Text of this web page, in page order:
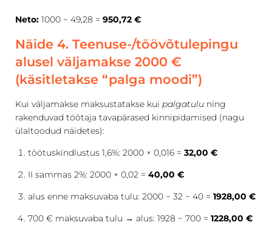
Neto: 1000 − 49,28 = 950,72 €
Näide 4. Teenuse-/töövõtulepingu
alusel väljamakse 2000 €
(käsitletakse “palga moodi”)
Kui väljamakse maksustatakse kui palgatulu ning
rakenduvad töötaja tavapärased kinnipidamised (nagu
ülaltoodud näidetes):
töötuskindlustus 1,6%: 2000 × 0,016 = 32,00 €
II sammas 2%: 2000 × 0,02 = 40,00 €
alus enne maksuvaba tulu: 2000 − 32 − 40 = 1928,00 €
700 € maksuvaba tulu → alus: 1928 − 700 = 1228,00 €